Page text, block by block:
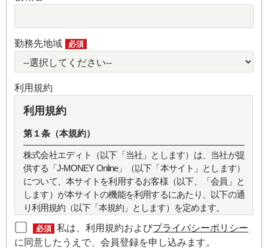
勤務先地域 必須
利用規約
利用規約
第１条（本規約）
株式会社エディト（以下「当社」とします）は、当社が提
供する「J-MONEY Online」（以下「本サイト」とします）
について、本サイトを利用するお客様（以下、「会員」と
します）が本サイトの機能を利用するにあたり、以下の通
り利用規約（以下「本規約」とします）を定めます。
第２条（本規約の範囲）
必須 私は、利用規約およびプライバシーポリシー
に同意したうえで、会員登録を申し込みます。